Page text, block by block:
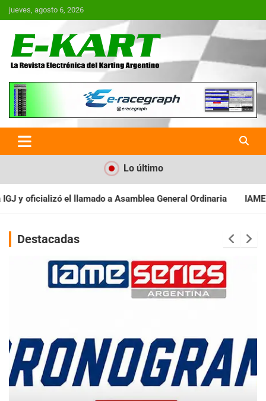
Saltar
al
jueves, agosto 6, 2026
E-Kart.com.ar | La Revista
Electrónica del Karting en
Argentina
Lo último
General Ordinaria IAME SERIES ARGENTINA:
Destacadas